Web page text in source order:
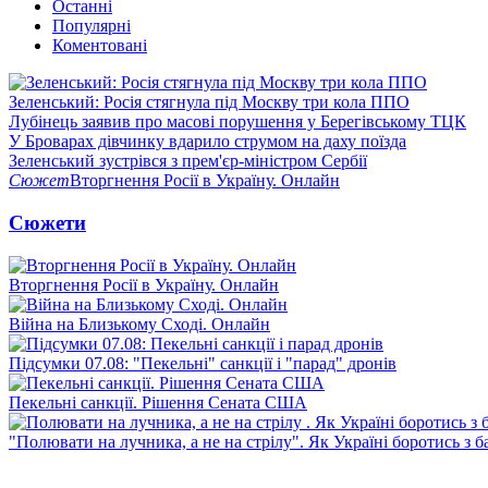
Останні
Популярні
Коментовані
Зеленський: Росія стягнула під Москву три кола ППО
Лубінець заявив про масові порушення у Берегівському ТЦК
У Броварах дівчинку вдарило струмом на даху поїзда
Зеленський зустрівся з прем'єр-міністром Сербії
СюжетВторгнення Росії в Україну. Онлайн
Сюжети
Вторгнення Росії в Україну. Онлайн
Війна на Близькому Сході. Онлайн
Підсумки 07.08: "Пекельні" санкції і "парад" дронів
Пекельні санкції. Рішення Сената США
"Полювати на лучника, а не на стрілу". Як Україні боротись з